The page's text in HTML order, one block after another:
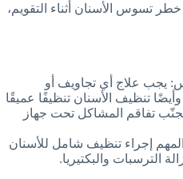
تسوس الأسنان أثناء التقويم،
يجب علاج أي تجاويف أو
تنظيف الأسنان تنظيفًا عميقًا
تفاقم المشاكل تحت جهاز
إجراء تنظيف شامل للأسنان
الترسبات والبكتيريا.